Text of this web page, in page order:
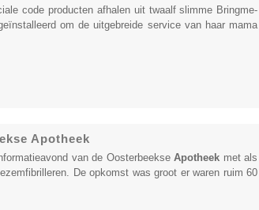
code producten afhalen uit twaalf slimme Bringme-
om de uitgebreide service van haar mama
Apotheek
van de OosterbeekseApotheek met als
De opkomst was groot er waren ruim 60